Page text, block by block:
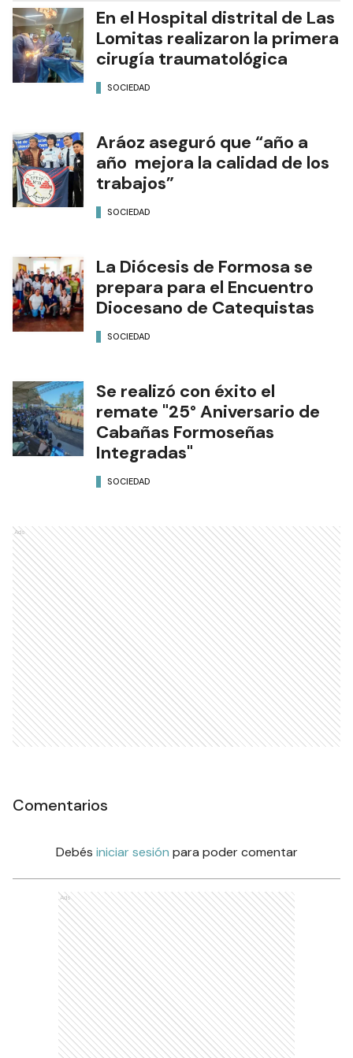
En el Hospital distrital de Las
Lomitas realizaron la primera
cirugía traumatológica
SOCIEDAD
Aráoz aseguró que “año a
año mejora la calidad de los
trabajos”
SOCIEDAD
La Diócesis de Formosa se
prepara para el Encuentro
Diocesano de Catequistas
SOCIEDAD
Se realizó con éxito el
remate "25° Aniversario de
Cabañas Formoseñas
Integradas"
SOCIEDAD
Ads
Comentarios
Debés iniciar sesión para poder comentar
Ads